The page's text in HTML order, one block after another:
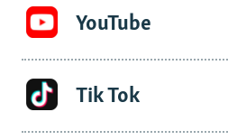
YouTube
Tik Tok